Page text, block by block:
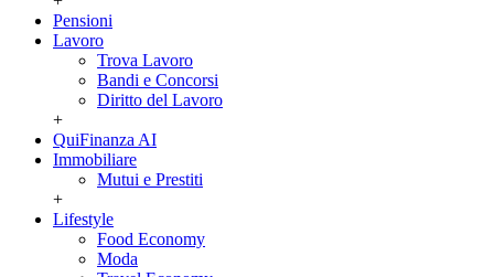
Pensioni
Lavoro
Trova Lavoro
Bandi e Concorsi
Diritto del Lavoro
+
QuiFinanza AI
Immobiliare
Mutui e Prestiti
+
Lifestyle
Food Economy
Moda